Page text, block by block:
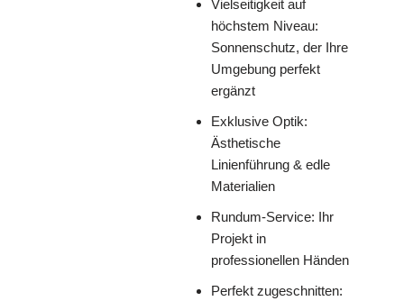
Vielseitigkeit auf
höchstem Niveau:
Sonnenschutz, der Ihre
Umgebung perfekt
ergänzt
Exklusive Optik:
Ästhetische
Linienführung & edle
Materialien
Rundum-Service: Ihr
Projekt in
professionellen Händen
Perfekt zugeschnitten: